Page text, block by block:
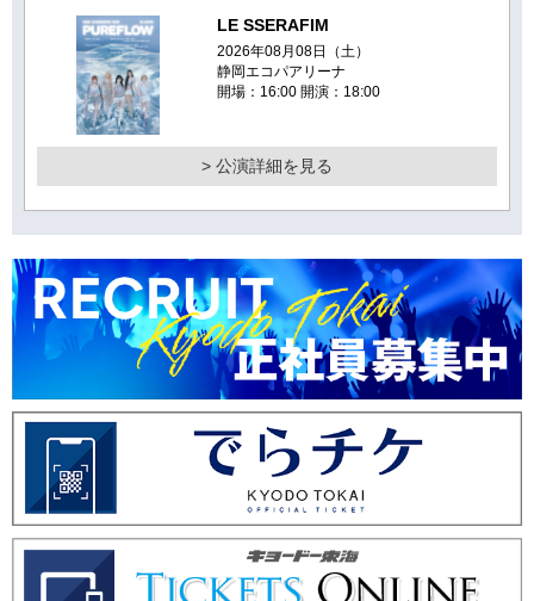
LE SSERAFIM
2026年08月08日（土）
静岡エコパアリーナ
開場：16:00 開演：18:00
> 公演詳細を見る